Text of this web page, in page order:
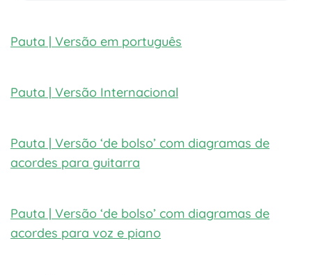
Pauta | Versão em português
Pauta | Versão Internacional
Pauta | Versão ‘de bolso’ com diagramas de
acordes para guitarra
Pauta | Versão ‘de bolso’ com diagramas de
acordes para voz e piano